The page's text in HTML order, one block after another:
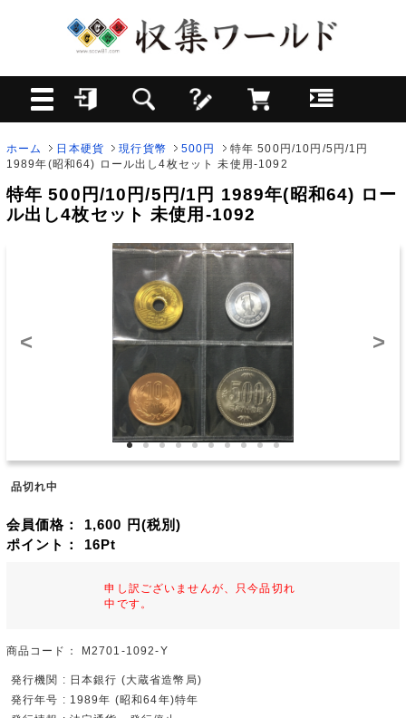
ホーム 日本硬貨 現行貨幣 500円
特年 500円/10円/5円/1円
1989年(昭和64) ロール出し4枚セット 未使用-1092
特年 500円/10円/5円/1円 1989年(昭和64) ロー
ル出し4枚セット 未使用-1092
< >
品切れ中
会員価格： 1,600 円(税別)
ポイント： 16Pt
申し訳ございませんが、只今品切れ
中です。
商品コード： M2701-1092-Y
発行機関 : 日本銀行 (大蔵省造幣局)
発行年号 : 1989年 (昭和64年)特年